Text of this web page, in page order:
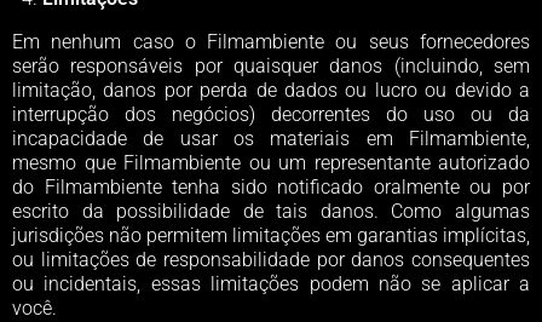
Em nenhum caso o Filmambiente ou seus fornecedores
serão responsáveis ​​por quaisquer danos (incluindo, sem
limitação, danos por perda de dados ou lucro ou devido a
interrupção dos negócios) decorrentes do uso ou da
incapacidade de usar os materiais em Filmambiente,
mesmo que Filmambiente ou um representante autorizado
do Filmambiente tenha sido notificado oralmente ou por
escrito da possibilidade de tais danos. Como algumas
jurisdições não permitem limitações em garantias implícitas,
ou limitações de responsabilidade por danos consequentes
ou incidentais, essas limitações podem não se aplicar a
você.